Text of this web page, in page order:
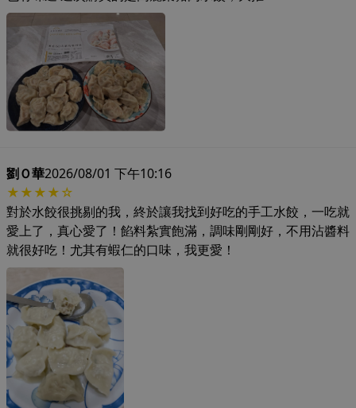
劉Ｏ華2026/08/01 下午10:16
★★★★☆
對於水餃很挑剔的我，終於讓我找到好吃的手工水餃，一吃就
愛上了，真心愛了！餡料紮實飽滿，調味剛剛好，不用沾醬料
就很好吃！尤其有蝦仁的口味，我更愛！